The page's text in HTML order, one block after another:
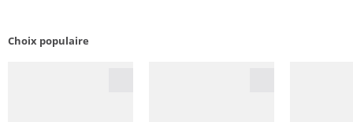
Choix populaire